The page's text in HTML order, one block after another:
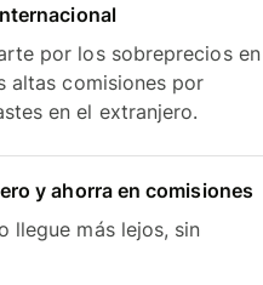
por los sobreprecios en
altas comisiones por
en el extranjero.
y ahorra en comisiones
llegue más lejos, sin